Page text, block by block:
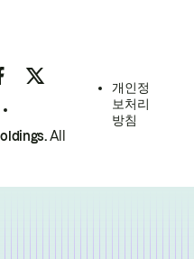
All
개인정
보처리
방침